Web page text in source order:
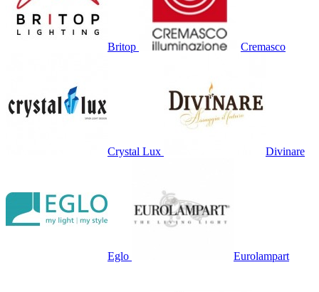
Britop Cremasco
Crystal Lux Divinare
Eglo Eurolampart